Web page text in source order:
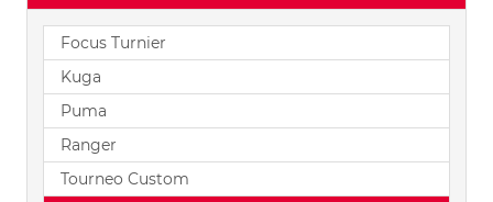
Focus Turnier
Kuga
Puma
Ranger
Tourneo Custom